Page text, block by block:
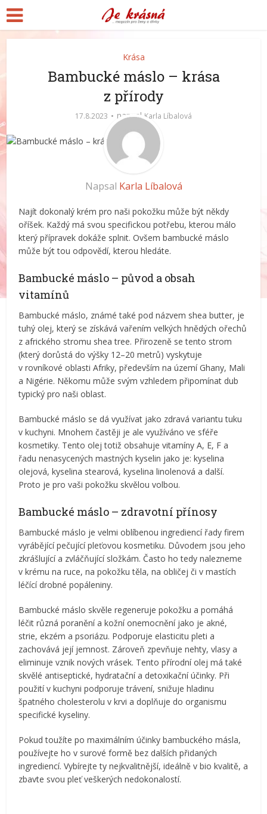
Krása
Bambucké máslo – krása
z přírody
17.8.2023 napsal Karla Líbalová
Napsal Karla Líbalová
Najít dokonalý krém pro naši pokožku může být někdy
oříšek. Každý má svou specifickou potřebu, kterou málo
který přípravek dokáže splnit. Ovšem bambucké máslo
může být tou odpovědí, kterou hledáte.
Bambucké máslo – původ a obsah
vitamínů
Bambucké máslo, známé také pod názvem shea butter, je
tuhý olej, který se získává vařením velkých hnědých ořechů
z afrického stromu shea tree. Přirozeně se tento strom
(který dorůstá do výšky 12–20 metrů) vyskytuje
v rovníkové oblasti Afriky, především na území Ghany, Mali
a Nigérie. Někomu může svým vzhledem připomínat dub
typický pro naši oblast.
Bambucké máslo se dá využívat jako zdravá variantu tuku
v kuchyni. Mnohem častěji je ale využíváno ve sféře
kosmetiky. Tento olej totiž obsahuje vitamíny A, E, F a
řadu nenasycených mastných kyselin jako je: kyselina
olejová, kyselina stearová, kyselina linolenová a další.
Proto je pro vaši pokožku skvělou volbou.
Bambucké máslo – zdravotní přínosy
Bambucké máslo je velmi oblíbenou ingrediencí řady firem
vyrábějící pečující pleťovou kosmetiku. Důvodem jsou jeho
zkrášlující a zvláčňující složkám. Často ho tedy nalezneme
v krému na ruce, na pokožku těla, na obličej či v mastích
léčící drobné popáleniny.
Bambucké máslo skvěle regeneruje pokožku a pomáhá
léčit různá poranění a kožní onemocnění jako je akné,
strie, ekzém a psoriázu. Podporuje elasticitu pleti a
zachovává její jemnost. Zároveň zpevňuje nehty, vlasy a
eliminuje vznik nových vrásek. Tento přírodní olej má také
skvělé antiseptické, hydratační a detoxikační účinky. Při
použití v kuchyni podporuje trávení, snižuje hladinu
špatného cholesterolu v krvi a doplňuje do organismu
specifické kyseliny.
Pokud toužíte po maximálním účinky bambuckého másla,
používejte ho v surové formě bez dalších přidaných
ingrediencí. Vybírejte ty nejkvalitnější, ideálně v bio kvalitě, a
zbavte svou pleť veškerých nedokonalostí.